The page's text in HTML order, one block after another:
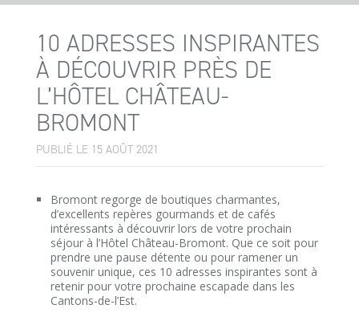
10 ADRESSES INSPIRANTES
À DÉCOUVRIR PRÈS DE
L’HÔTEL CHÂTEAU-
BROMONT
PUBLIÉ LE 15 AOÛT 2021
Bromont regorge de boutiques charmantes,
d’excellents repères gourmands et de cafés
intéressants à découvrir lors de votre prochain
séjour à l’Hôtel Château-Bromont. Que ce soit pour
prendre une pause détente ou pour ramener un
souvenir unique, ces 10 adresses inspirantes sont à
retenir pour votre prochaine escapade dans les
Cantons-de-l’Est.